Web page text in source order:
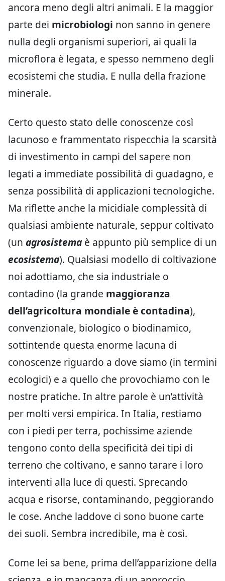
ancora meno degli altri animali. E la maggior
parte dei microbiologi non sanno in genere
nulla degli organismi superiori, ai quali la
microflora è legata, e spesso nemmeno degli
ecosistemi che studia. E nulla della frazione
minerale.
Certo questo stato delle conoscenze così
lacunoso e frammentato rispecchia la scarsità
di investimento in campi del sapere non
legati a immediate possibilità di guadagno, e
senza possibilità di applicazioni tecnologiche.
Ma riflette anche la micidiale complessità di
qualsiasi ambiente naturale, seppur coltivato
(un agrosistema è appunto più semplice di un
ecosistema). Qualsiasi modello di coltivazione
noi adottiamo, che sia industriale o
contadino (la grande maggioranza
dell’agricoltura mondiale è contadina),
convenzionale, biologico o biodinamico,
sottintende questa enorme lacuna di
conoscenze riguardo a dove siamo (in termini
ecologici) e a quello che provochiamo con le
nostre pratiche. In altre parole è un’attività
per molti versi empirica. In Italia, restiamo
con i piedi per terra, pochissime aziende
tengono conto della specificità dei tipi di
terreno che coltivano, e sanno tarare i loro
interventi alla luce di questi. Sprecando
acqua e risorse, contaminando, peggiorando
le cose. Anche laddove ci sono buone carte
dei suoli. Sembra incredibile, ma è così.
Come lei sa bene, prima dell’apparizione della